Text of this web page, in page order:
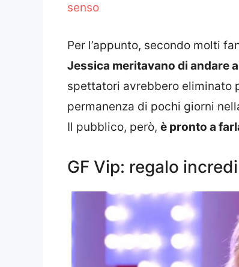
senso
Per l’appunto, secondo molti
Jessica meritavano di andare
spettatori avrebbero eliminato
permanenza di pochi giorni
Il pubblico, però, è pronto a
GF Vip: regalo